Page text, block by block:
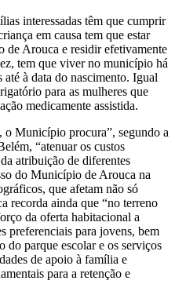
interessadas têm que cumprir
em causa tem que estar
de Arouca e residir efetivamente
tem que viver no município há
à data do nascimento. Igual
para as mulheres que
medicamente assistida.
o Município procura”, segundo a
“atenuar os custos
atribuição de diferentes
do Município de Arouca na
que afetam não só
recorda ainda que “no terreno
da oferta habitacional a
preferenciais para jovens, bem
do parque escolar e os serviços
de apoio à família e
para a retenção e